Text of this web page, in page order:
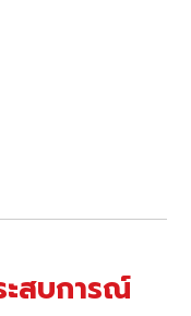
สบการณ์